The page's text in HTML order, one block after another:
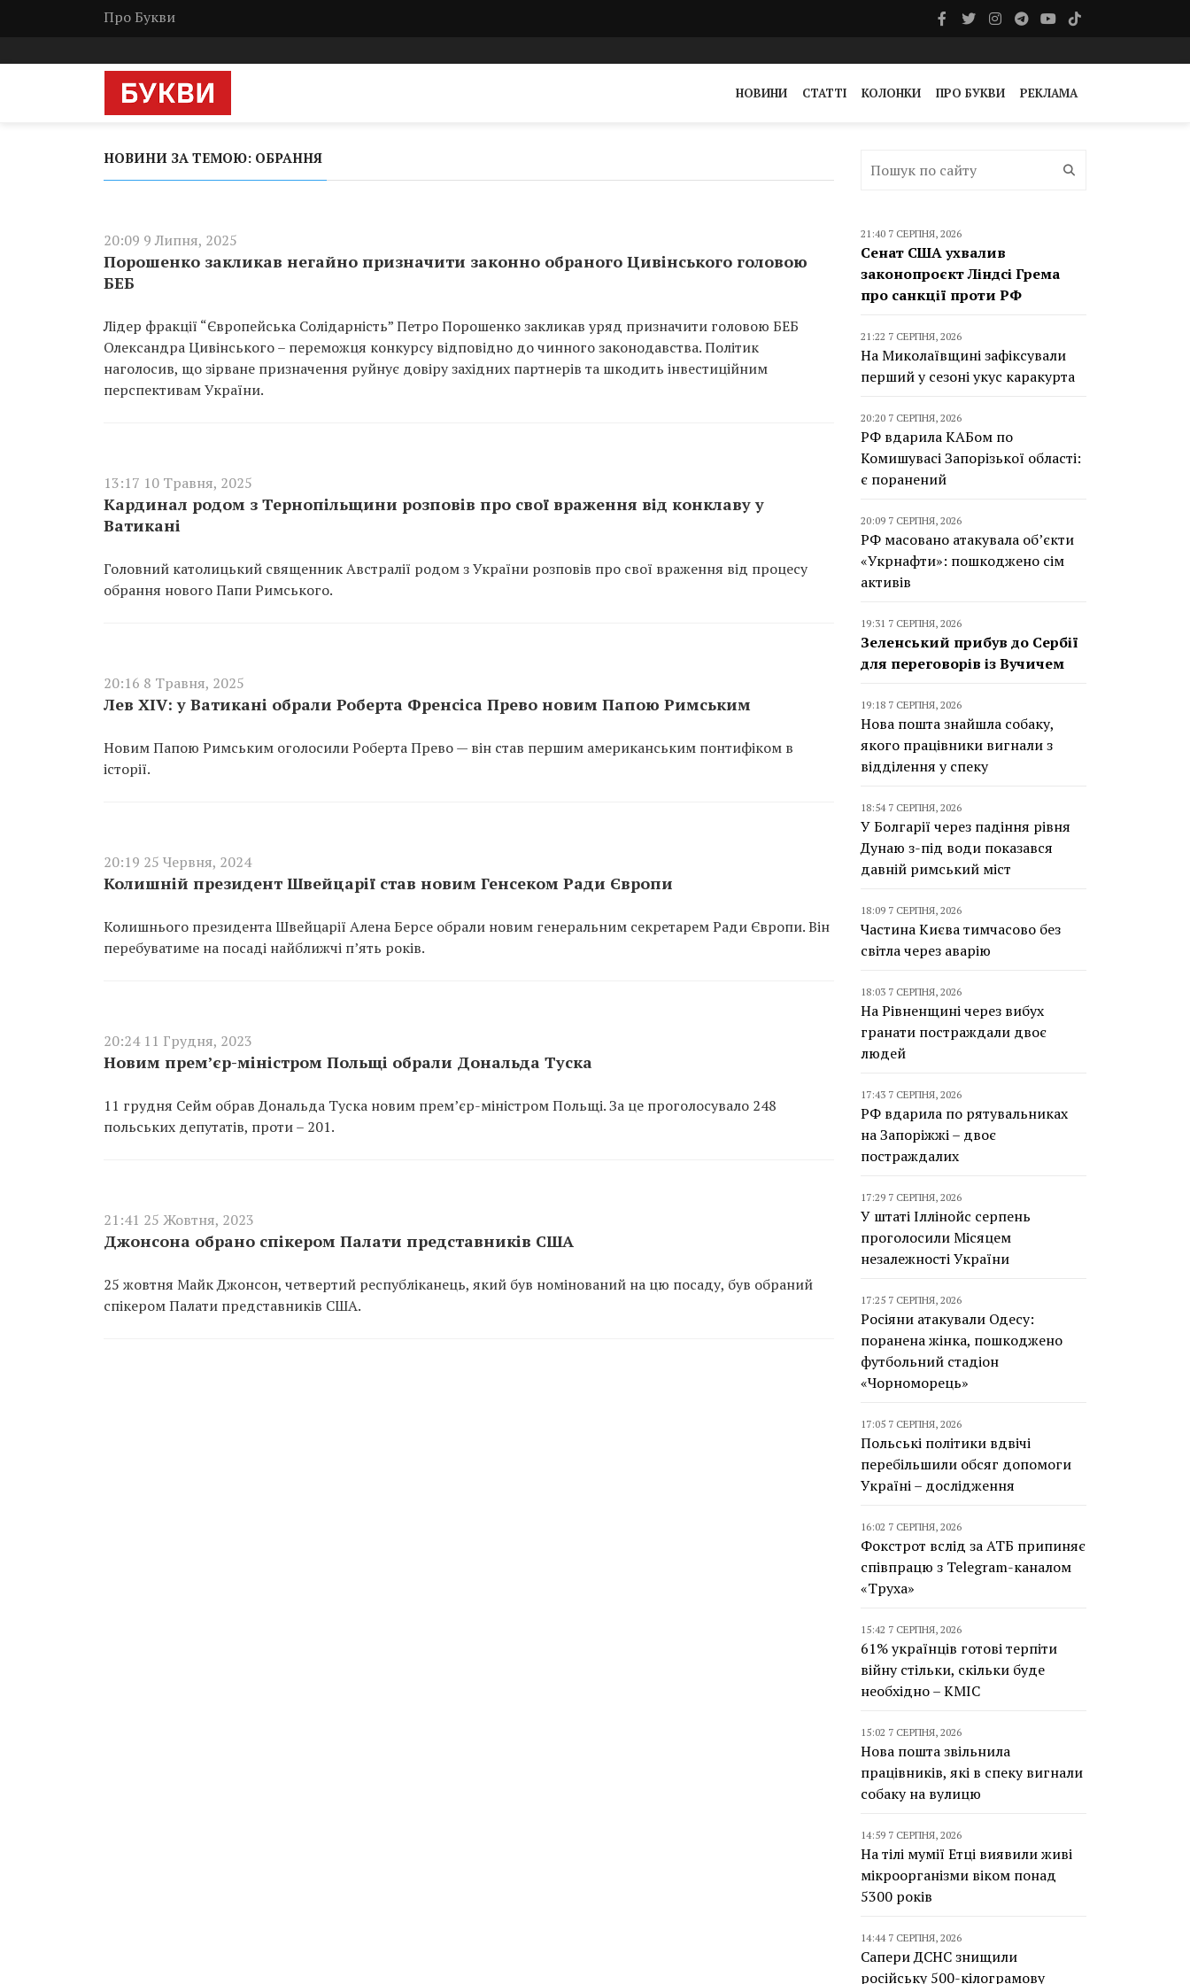
Про Букви
НОВИНИ СТАТТІ КОЛОНКИ ПРО БУКВИ РЕКЛАМА
НОВИНИ ЗА ТЕМОЮ: ОБРАННЯ
20:09 9 Липня, 2025
Порошенко закликав негайно призначити законно обраного Цивінського головою
БЕБ
Лідер фракції “Європейська Солідарність” Петро Порошенко закликав уряд призначити головою БЕБ
Олександра Цивінського – переможця конкурсу відповідно до чинного законодавства. Політик
наголосив, що зірване призначення руйнує довіру західних партнерів та шкодить інвестиційним
перспективам України.
13:17 10 Травня, 2025
Кардинал родом з Тернопільщини розповів про свої враження від конклаву у
Ватикані
Головний католицький священник Австралії родом з України розповів про свої враження від процесу
обрання нового Папи Римського.
20:16 8 Травня, 2025
Лев XIV: у Ватикані обрали Роберта Френсіса Прево новим Папою Римським
Новим Папою Римським оголосили Роберта Прево — він став першим американським понтифіком в
історії.
20:19 25 Червня, 2024
Колишній президент Швейцарії став новим Генсеком Ради Європи
Колишнього президента Швейцарії Алена Берсе обрали новим генеральним секретарем Ради Європи. Він
перебуватиме на посаді найближчі п’ять років.
20:24 11 Грудня, 2023
Новим премʼєр-міністром Польщі обрали Дональда Туска
11 грудня Сейм обрав Дональда Туска новим прем’єр-міністром Польщі. За це проголосувало 248
польських депутатів, проти – 201.
21:41 25 Жовтня, 2023
Джонсона обрано спікером Палати представників США
25 жовтня Майк Джонсон, четвертий республіканець, який був номінований на цю посаду, був обраний
спікером Палати представників США.
21:40 7 СЕРПНЯ, 2026
Сенат США ухвалив
законопроєкт Ліндсі Грема
про санкції проти РФ
21:22 7 СЕРПНЯ, 2026
На Миколаївщині зафіксували
перший у сезоні укус каракурта
20:20 7 СЕРПНЯ, 2026
РФ вдарила КАБом по
Комишувасі Запорізької області:
є поранений
20:09 7 СЕРПНЯ, 2026
РФ масовано атакувала об’єкти
«Укрнафти»: пошкоджено сім
активів
19:31 7 СЕРПНЯ, 2026
Зеленський прибув до Сербії
для переговорів із Вучичем
19:18 7 СЕРПНЯ, 2026
Нова пошта знайшла собаку,
якого працівники вигнали з
відділення у спеку
18:54 7 СЕРПНЯ, 2026
У Болгарії через падіння рівня
Дунаю з-під води показався
давній римський міст
18:09 7 СЕРПНЯ, 2026
Частина Києва тимчасово без
світла через аварію
18:03 7 СЕРПНЯ, 2026
На Рівненщині через вибух
гранати постраждали двоє
людей
17:43 7 СЕРПНЯ, 2026
РФ вдарила по рятувальниках
на Запоріжжі – двоє
постраждалих
17:29 7 СЕРПНЯ, 2026
У штаті Іллінойс серпень
проголосили Місяцем
незалежності України
17:25 7 СЕРПНЯ, 2026
Росіяни атакували Одесу:
поранена жінка, пошкоджено
футбольний стадіон
«Чорноморець»
17:05 7 СЕРПНЯ, 2026
Польські політики вдвічі
перебільшили обсяг допомоги
Україні – дослідження
16:02 7 СЕРПНЯ, 2026
Фокстрот вслід за АТБ припиняє
співпрацю з Telegram-каналом
«Труха»
15:42 7 СЕРПНЯ, 2026
61% українців готові терпіти
війну стільки, скільки буде
необхідно – КМІС
15:02 7 СЕРПНЯ, 2026
Нова пошта звільнила
працівників, які в спеку вигнали
собаку на вулицю
14:59 7 СЕРПНЯ, 2026
На тілі мумії Етці виявили живі
мікроорганізми віком понад
5300 років
14:44 7 СЕРПНЯ, 2026
Сапери ДСНС знищили
російську 500-кілограмову